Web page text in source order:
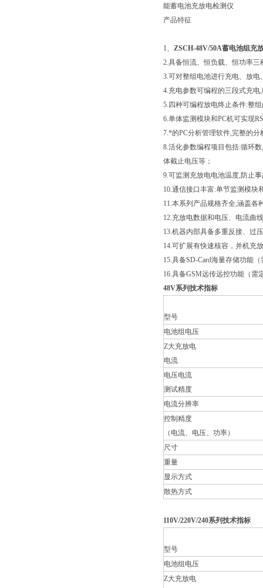
能蓄电池充放电检测仪
产品特征
1、 ZSCH-48V/50A蓄电池组充
2.具备恒流、恒负载、恒功率三
3.可对整组电池进行充电、放
4.充电参数可编程的三段式充
5.四种可编程放电终止条件:整
6.单体监测模块和PC机可实现
7.*的PC分析管理软件,完整的
8.活化参数编程项目包括:循环
体截止电压等；
9.可监测充放电电池温度,防止
10.通信接口丰富:单节监测模块
11.本系列产品规格齐全,涵盖各
12.充放电数据和电压、电流曲
13.机器内部具备多重反接、过
14.可扩展有快速核容，并机充
15.具备SD-Card海量存储功能
16.具备GSM远传远控功能（需
48V系列技术指标
型号
电池组电压
Z大充放电
电流
电压电流
测试精度
电流分辨率
控制精度
（电流、电压、功率）
尺寸
重量
显示方式
散热方式
110V/220V/240系列技术指标
型号
电池组电压
Z大充放电